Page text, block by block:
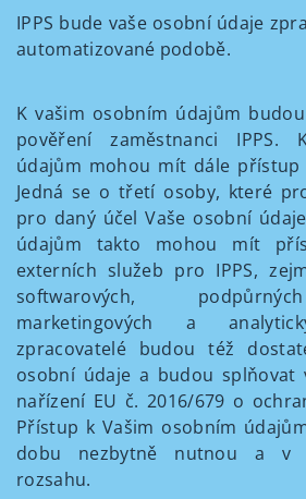
IPPS bude vaše osobní údaje
automatizované podobě.
K vašim osobním údajům
pověření zaměstnanci IPPS.
údajům mohou mít dále přístup
Jedná se o třetí osoby, které
pro daný účel Vaše osobní
údajům takto mohou mít
externích služeb pro IPPS,
softwarových,
marketingových a
zpracovatelé budou též
osobní údaje a budou splňovat
nařízení EU č. 2016/679 o
Přístup k Vašim osobním
dobu nezbytně nutnou a v
rozsahu.